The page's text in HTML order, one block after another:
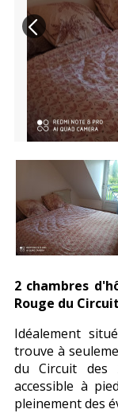
2 chambres
Rouge du
Idéalement
trouve à
du Circuit des
accessible à
pleinement des